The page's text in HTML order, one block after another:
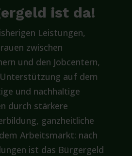
ist da!
Leistungen,
zwischen
und den Jobcentern,
auf dem
und nachhaltige
durch stärkere
ganzheitliche
Arbeitsmarkt: nach
ist das Bürgergeld